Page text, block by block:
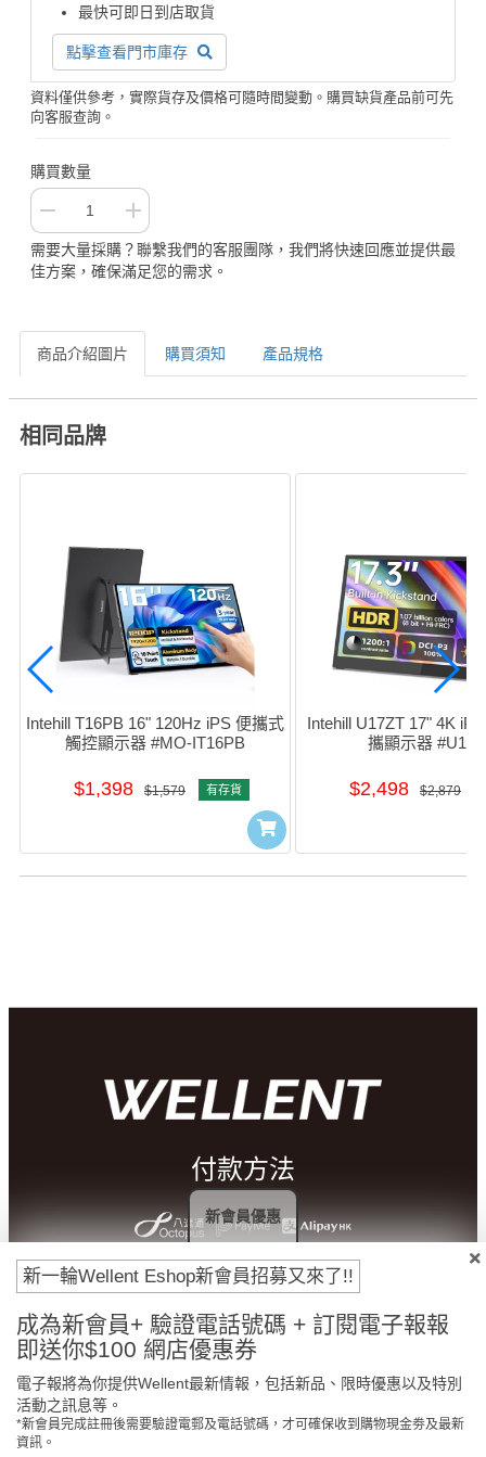
最快可即日到店取貨
點擊查看門市庫存
資料僅供參考，實際貨存及價格可隨時間變動。購買缺貨產品前可先
向客服查詢。
購買數量
需要大量採購？聯繫我們的客服團隊，我們將快速回應並提供最
佳方案，確保滿足您的需求。
商品介紹圖片 購買須知 產品規格
相同品牌
Intehill T16PB 16" 120Hz iPS 便攜式
觸控顯示器 #MO-IT16PB
$1,398 $1,579 有存貨
Intehill U17ZT 17" 4K
攜顯示器
$2,498 $2,879
付款方法
門市免費自取 原裝行貨保證
新一輪Wellent Eshop新會員招募又來了!!
成為新會員+ 驗證電話號碼 + 訂閱電子報報
即送你$100 網店優惠券
電子報將為你提供Wellent最新情報，包括新品、限時優惠以及特別
活動之訊息等。
*新會員完成註冊後需要驗證電郵及電話號碼，才可確保收到購物現金劵及最新
資訊。
新會員優惠